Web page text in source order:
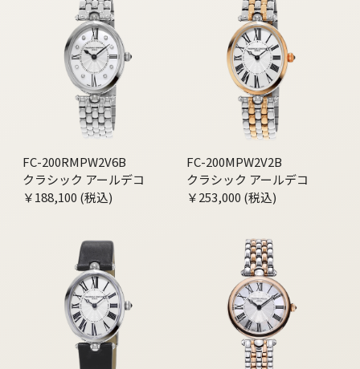
FC-200RMPW2V6B
クラシック アールデコ
￥188,100 (税込)
FC-200MPW2V2B
クラシック アールデコ
￥253,000 (税込)